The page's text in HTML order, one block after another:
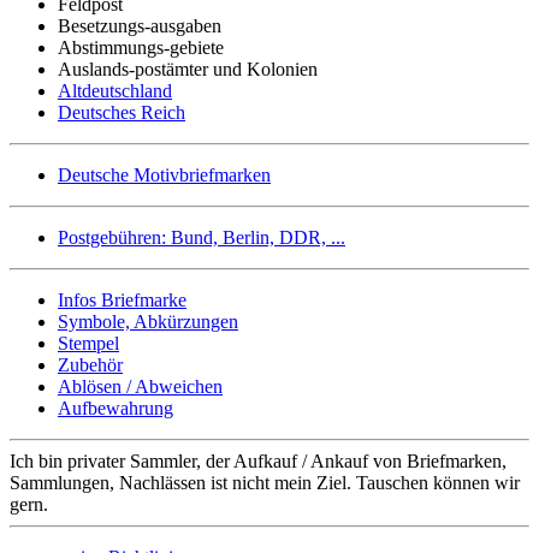
Besetzungs-ausgaben
Abstimmungs-gebiete
Auslands-postämter und Kolonien
Altdeutschland
Deutsches Reich
Deutsche Motivbriefmarken
Postgebühren: Bund, Berlin, DDR, ...
Infos Briefmarke
Symbole, Abkürzungen
Stempel
Zubehör
Ablösen / Abweichen
Aufbewahrung
Ich bin privater Sammler, der Aufkauf / Ankauf von Briefmarken,
Sammlungen, Nachlässen ist nicht mein Ziel. Tauschen können wir
gern.